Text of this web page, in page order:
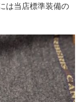
は当店標準装備の